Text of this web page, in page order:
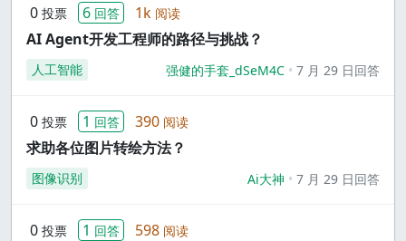
0 投票 6 回答 1k 阅读
AI Agent开发工程师的路径与挑战？
人工智能 强健的手套_dSeM4C 7 月 29 日回答
0 投票 1 回答 390 阅读
求助各位图片转绘方法？
图像识别 Ai大神 7 月 29 日回答
0 投票 1 回答 598 阅读